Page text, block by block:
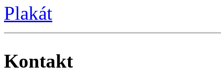
Plakát
Kontakt